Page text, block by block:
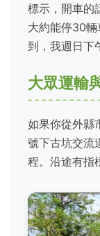
標示，開車的
大約能停30
到，我週日下
大眾運輸
如果你從外縣
號下古坑交流
程。沿途有指